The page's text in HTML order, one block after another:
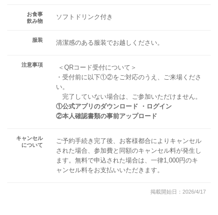
お食事
飲み物
ソフトドリンク付き
服装 清潔感のある服装でお越しください。
注意事項
＜QRコード受付について＞
・受付前に以下①②をご対応のうえ、ご来場くださ
い。
完了していない場合は、ご参加いただけません。
①公式アプリのダウンロード ・ログイン
②本人確認書類の事前アップロード
キャンセル
について
ご予約手続き完了後、お客様都合によりキャンセル
された場合、参加費と同額のキャンセル料が発生し
ます。無料で申込された場合は、一律1,000円のキ
ャンセル料をお支払いいただきます。
掲載開始日：2026/4/17